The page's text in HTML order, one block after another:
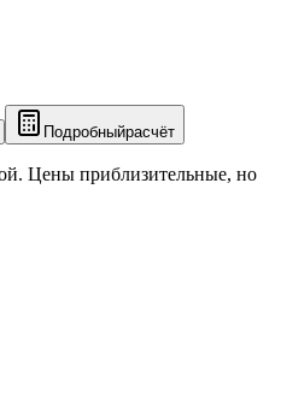
Подробныйрасчёт
Цены приблизительные, но